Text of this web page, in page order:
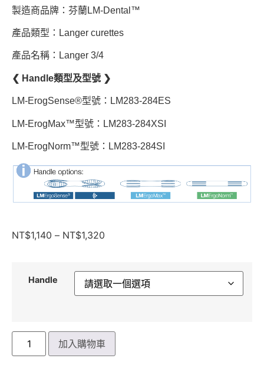
製造商品牌：芬蘭LM-Dental™
產品類型：Langer curettes
產品名稱：Langer 3/4
❮ Handle類型及型號 ❯
LM-ErogSense®型號：LM283-284ES
LM-ErogMax™型號：LM283-284XSI
LM-ErogNorm™型號：LM283-284SI
NT$1,140 – NT$1,320
Handle
加入購物車